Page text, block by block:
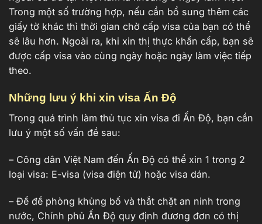
Trong một số trường hợp, nếu cần bổ sung thêm các
giấy tờ khác thì thời gian chờ cấp visa của bạn có thể
sẽ lâu hơn. Ngoài ra, khi xin thị thực khẩn cấp, bạn sẽ
được cấp visa vào cùng ngày hoặc ngày làm việc tiếp
theo.
Những lưu ý khi xin visa Ấn Độ
Trong quá trình làm thủ tục xin visa đi Ấn Độ, bạn cần
lưu ý một số vấn đề sau:
– Công dân Việt Nam đến Ấn Độ có thể xin 1 trong 2
loại visa: E-visa (visa điện tử) hoặc visa dán.
– Để đề phòng khủng bố và thắt chặt an ninh trong
nước, Chính phủ Ấn Độ quy định đương đơn có thị